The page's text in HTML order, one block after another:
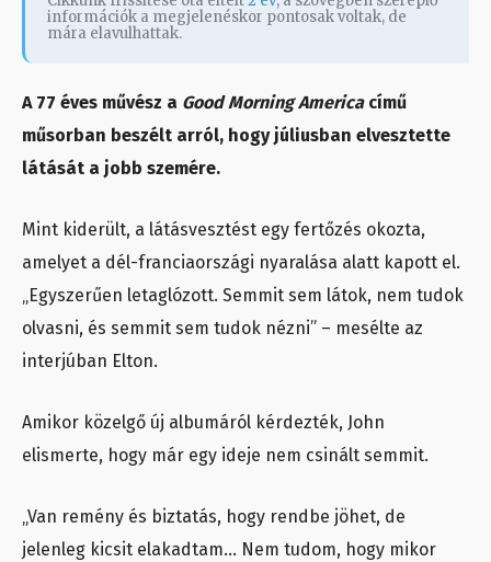
információk a megjelenéskor pontosak voltak, de
mára elavulhattak.
A 77 éves művész a Good Morning Americacímű
műsorban beszélt arról, hogy júliusban elvesztette
látását a jobb szemére.
Mint kiderült, a látásvesztést egy fertőzés okozta,
amelyet a dél-franciaországi nyaralása alatt kapott el.
„Egyszerűen letaglózott. Semmit sem látok, nem tudok
olvasni, és semmit sem tudok nézni” – mesélte az
interjúban Elton.
Amikor közelgő új albumáról kérdezték, John
elismerte, hogy már egy ideje nem csinált semmit.
„Van remény és biztatás, hogy rendbe jöhet, de
jelenleg kicsit elakadtam… Nem tudom, hogy mikor